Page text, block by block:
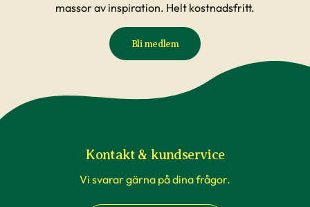
massor av inspiration. Helt kostnadsfritt.
Bli medlem
Kontakt & kundservice
Vi svarar gärna på dina frågor.